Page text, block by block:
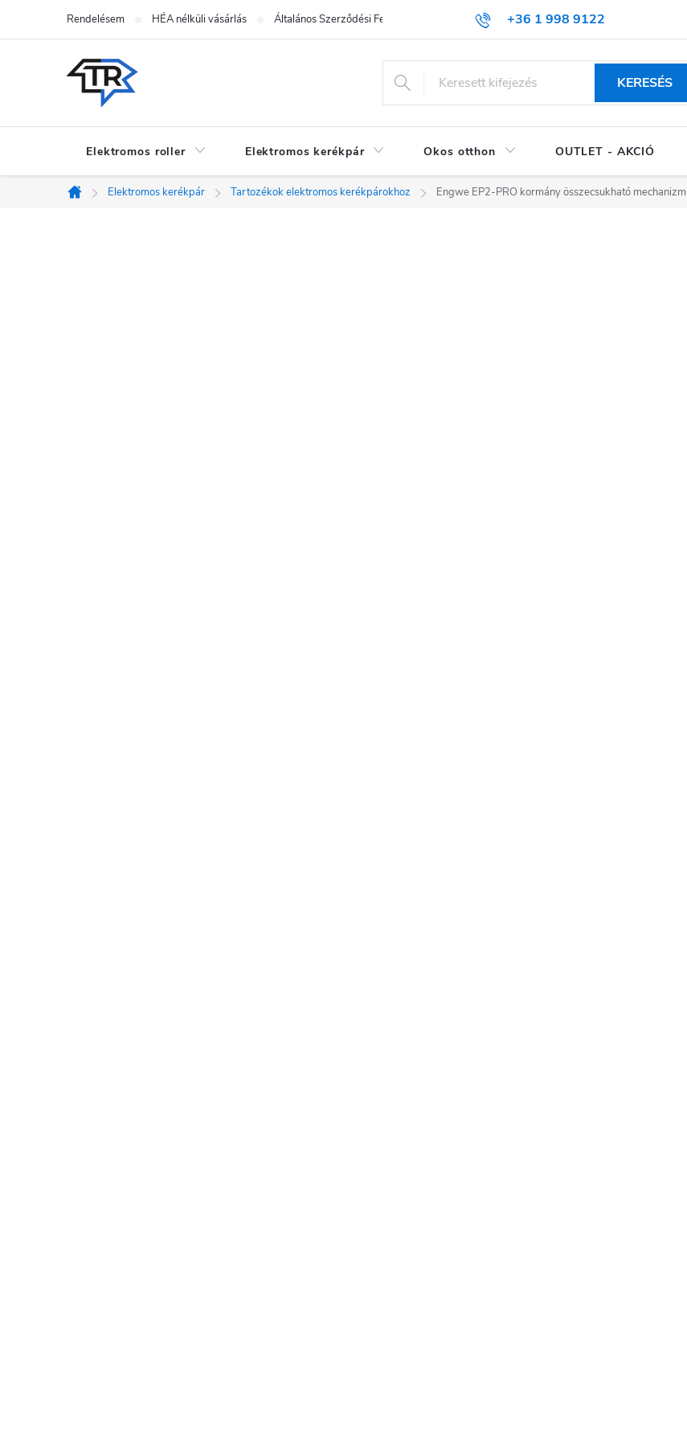
tartalomhoz
+36 1 998 9122
Rendelésem HÉA nélküli vásárlás Általános Szerződési Feltételek (ÁSZF)
KERESÉS
Elektromos roller Elektromos kerékpár Okos otthon OUTLET - AKCIÓ
Kezdőlap
Elektromos kerékpár Tartozékok elektromos kerékpárokhoz Engwe EP2-PRO kormány összecsukható